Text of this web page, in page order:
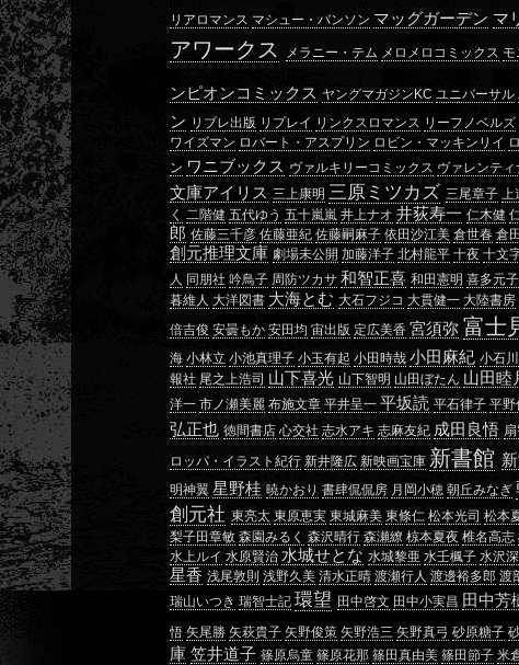
リアロマンス マシュー・バンソン マッグガーデン マ
アワークス
メラニー・テム メロメロコミックス モ
ンピオンコミックス ヤングマガジンKC ユニバーサル
ン リブレ出版 リプレイ リンクスロマンス リーフノベルズ
ワイズマン ロバート・アスプリン ロビン・マッキンリイ
ン ワニブックス ヴァルキリーコミックス ヴァレンテ
文庫アイリス 三上康明 三原ミツカズ 三尾章子 上
く 二階健 五代ゆう 五十嵐嵐 井上ナオ 井荻寿一 仁木健
郎 佐藤三千彦 佐藤亜紀 佐藤嗣麻子 依田沙江美 倉世春 倉
創元推理文庫 劇場未公開 加藤洋子 北村龍平 十夜 十文
人 同朋社 吟鳥子 周防ツカサ 和智正喜 和田憲明 喜多元子
暮維人 大洋図書 大海とむ 大石フジコ 大貫健一 大陸書房
倍吉俊 安曇もか 安田均 宙出版 定広美香 宮須弥 富士
海 小林立 小池真理子 小玉有起 小田時哉 小田麻紀 小石
報社 尾之上浩司 山下喜光 山下智明 山田ぼたん 山田睦
洋一 市ノ瀬美麗 布施文章 平井呈一 平坂読 平石律子 平野
弘正也 徳間書店 心交社 志水アキ 志麻友紀 成田良悟
ロッパ・イラスト紀行 新井隆広 新映画宝庫 新書館
明神翼 星野桂 暁かおり 書肆侃侃房 月岡小穂 朝丘みなぎ
創元社 東亮太 東原恵実 東城麻美 東條仁 松本光司 松本
梨子田章敏 森園みるく 森沢晴行 森瀬繚 椋本夏夜 椎名高志
水上ルイ 水原賢治 水城せとな 水城黎亜 水壬楓子 水沢
星香 浅尾敦則 浅野久美 清水正晴 渡瀬行人 渡邊裕多郎 渡
瑞山いつき 瑞智士記 環望 田中啓文 田中小実昌 田中芳
悟 矢尾勝 矢萩貴子 矢野俊策 矢野浩三 矢野真弓 砂原糖子
庫 笠井道子 篠原烏童 篠原花那 篠田真由美 篠田節子 米